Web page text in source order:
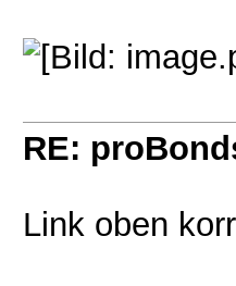
RE:
Link oben